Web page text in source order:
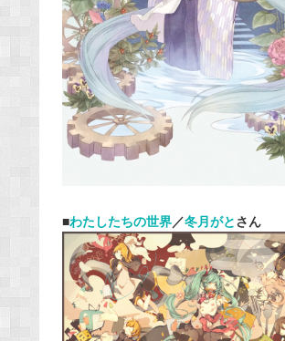
■わたしたちの世界／冬月がとさん